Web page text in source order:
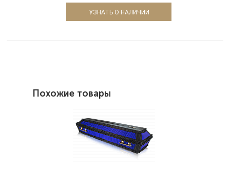
УЗНАТЬ О НАЛИЧИИ
Похожие товары